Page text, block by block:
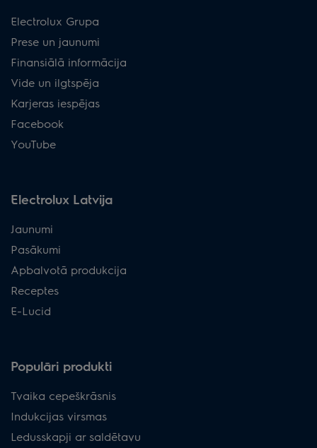
Electrolux Grupa
Prese un jaunumi
Finansiālā informācija
Vide un ilgtspēja
Karjeras iespējas
Facebook
YouTube
Electrolux Latvija
Jaunumi
Pasākumi
Apbalvotā produkcija
Receptes
E-Lucid
Populāri produkti
Tvaika cepeškrāsnis
Indukcijas virsmas
Ledusskapji ar saldētavu